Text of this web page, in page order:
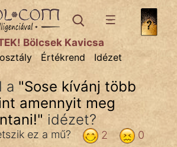
Bölcsek Kavicsa
Értékrend Idézet
a "Sose kívánj több
amennyit meg
" idézet?
0
2
ez a mű?